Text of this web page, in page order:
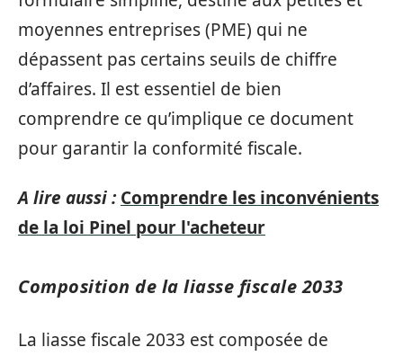
moyennes entreprises (PME) qui ne
dépassent pas certains seuils de chiffre
d’affaires. Il est essentiel de bien
comprendre ce qu’implique ce document
pour garantir la conformité fiscale.
A lire aussi : Comprendre les inconvénients
de la loi Pinel pour l'acheteur
Composition de la liasse fiscale 2033
La liasse fiscale 2033 est composée de